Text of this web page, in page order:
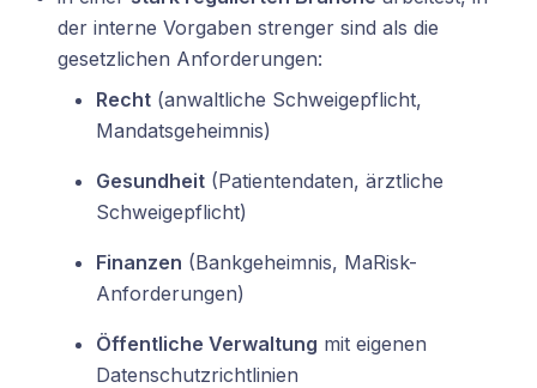
der interne Vorgaben strenger sind als die
gesetzlichen Anforderungen:
Recht (anwaltliche Schweigepflicht,
Mandatsgeheimnis)
Gesundheit (Patientendaten, ärztliche
Schweigepflicht)
Finanzen (Bankgeheimnis, MaRisk-
Anforderungen)
Öffentliche Verwaltung mit eigenen
Datenschutzrichtlinien